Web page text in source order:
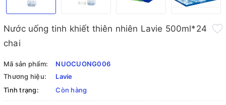
Nước uống tinh khiết thiên nhiên Lavie 500ml*24
chai
Mã sản phẩm:
NUOCUONG006
Thương hiệu:
Lavie
Tình trạng:
Còn hàng